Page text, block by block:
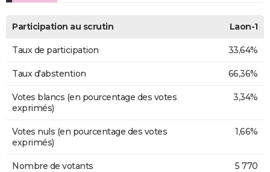
Participation au scrutin Laon-1
Taux de participation 33,64%
Taux d'abstention 66,36%
Votes blancs (en pourcentage des votes
exprimés)
3,34%
Votes nuls (en pourcentage des votes
exprimés)
1,66%
Nombre de votants 5 770